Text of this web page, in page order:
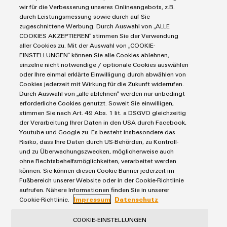
Steuerungen
Engineering- und Visualisierungstools
Werkzeuge
Energiemanagement-Lösungen
Industrial-IoT-Lösungen
E-Mobility
Lösungen für Photovoltaikanlagen
Smart Cabinet Building
Workplace Solutions
Service
Bestückte Klemmenleisten
Modifizierte und bestückte Gehäuse
Fast Delivery Service
Connectivity Consulting
Weidmüller Configurator
Engineering-Daten
eShop
Märkte
Maschinen und Fabrikautomation
Energie
Transport
Gerätehersteller
Prozess
Distribution
IIoT Partner Netzwerk
Datenschutzerklärung
Impressum
E-Mail Kontakte
Cookie Richtlinie
Weidmüller Schweiz AG
Rundbuckstrasse 2
8212 Neuhausen am Rheinfall
Telefon: +41 52 674 07 07
wir für die Verbesserung unseres Onlineangebots, z.B.
durch Leistungsmessung sowie durch auf Sie
zugeschnittene Werbung. Durch Auswahl von „ALLE
COOKIES AKZEPTIEREN“ stimmen Sie der Verwendung
aller Cookies zu. Mit der Auswahl von „COOKIE-
EINSTELLUNGEN“ können Sie alle Cookies ablehnen,
einzelne nicht notwendige / optionale Cookies auswählen
oder Ihre einmal erklärte Einwilligung durch abwählen von
Cookies jederzeit mit Wirkung für die Zukunft widerrufen.
Durch Auswahl von „alle ablehnen“ werden nur unbedingt
erforderliche Cookies genutzt. Soweit Sie einwilligen,
stimmen Sie nach Art. 49 Abs. 1 lit. a DSGVO gleichzeitig
der Verarbeitung Ihrer Daten in den USA durch Facebook,
Youtube und Google zu. Es besteht insbesondere das
Risiko, dass Ihre Daten durch US-Behörden, zu Kontroll-
und zu Überwachungszwecken, möglicherweise auch
ohne Rechtsbehelfsmöglichkeiten, verarbeitet werden
können. Sie können diesen Cookie-Banner jederzeit im
Fußbereich unserer Website oder in der Cookie-Richtlinie
aufrufen. Nähere Informationen finden Sie in unserer
Cookie-Richtlinie.
Impressum Datenschutz
COOKIE-EINSTELLUNGEN